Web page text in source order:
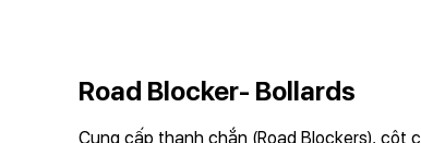
Road Blocker- Bollards
Cung cấp thanh chắn (Road Blockers), cột